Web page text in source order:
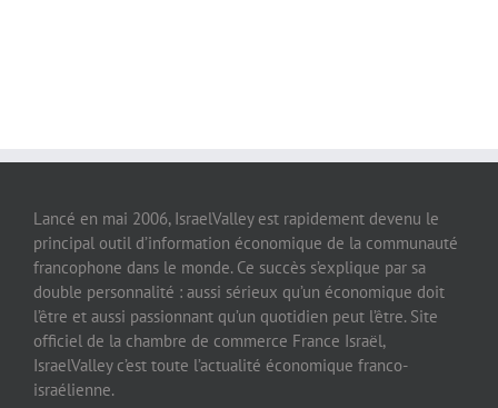
Lancé en mai 2006, IsraelValley est rapidement devenu le
principal outil d’information économique de la communauté
francophone dans le monde. Ce succès s’explique par sa
double personnalité : aussi sérieux qu’un économique doit
l’être et aussi passionnant qu’un quotidien peut l’être. Site
officiel de la chambre de commerce France Israël,
IsraelValley c’est toute l’actualité économique franco-
israélienne.